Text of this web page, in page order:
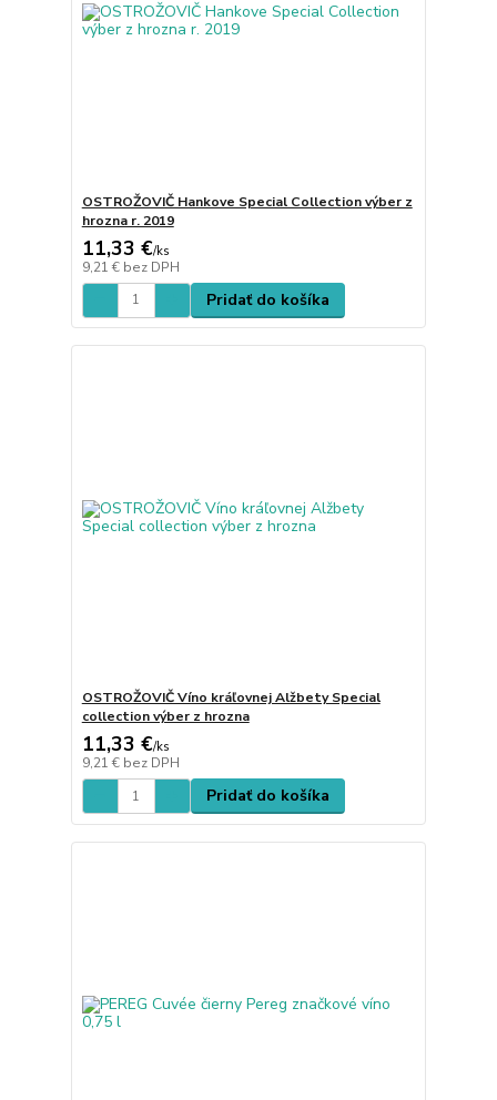
OSTROŽOVIČ Hankove Special Collection výber z
hrozna r. 2019
11,33 €/ks
9,21 € bez DPH
Pridať do košíka
OSTROŽOVIČ Víno kráľovnej Alžbety Special
collection výber z hrozna
11,33 €/ks
9,21 € bez DPH
Pridať do košíka